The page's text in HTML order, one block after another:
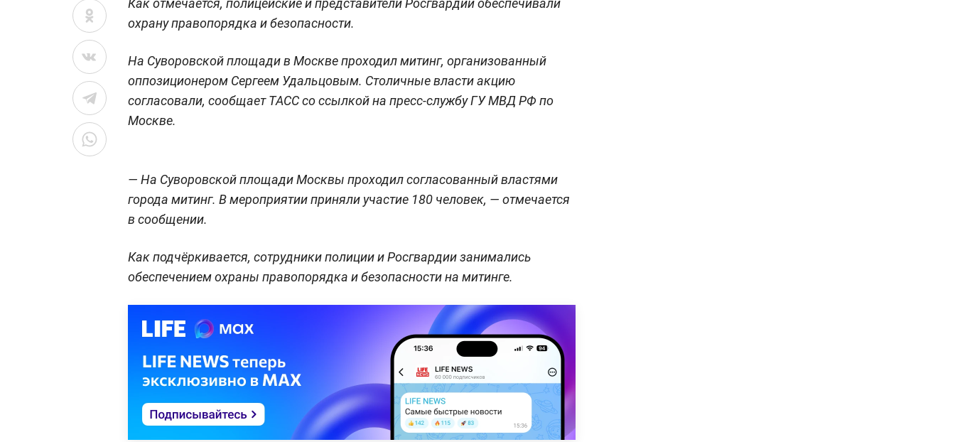
Как отмечается, полицейские и представители Росгвардии обеспечивали
охрану правопорядка и безопасности.
На Суворовской площади в Москве проходил митинг, организованный
оппозиционером Сергеем Удальцовым. Столичные власти акцию
согласовали, сообщает ТАСС со ссылкой на пресс-службу ГУ МВД РФ по
Москве.
— На Суворовской площади Москвы проходил согласованный властями
города митинг. В мероприятии приняли участие 180 человек, — отмечается
в сообщении.
Как подчёркивается, сотрудники полиции и Росгвардии занимались
обеспечением охраны правопорядка и безопасности на митинге.